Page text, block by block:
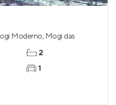
Moderno, Mogi das
2
1